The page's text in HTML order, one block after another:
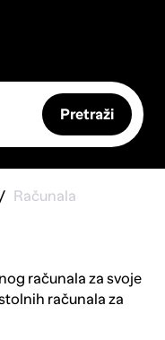
Pretraži
Računala
računala za svoje
računala za